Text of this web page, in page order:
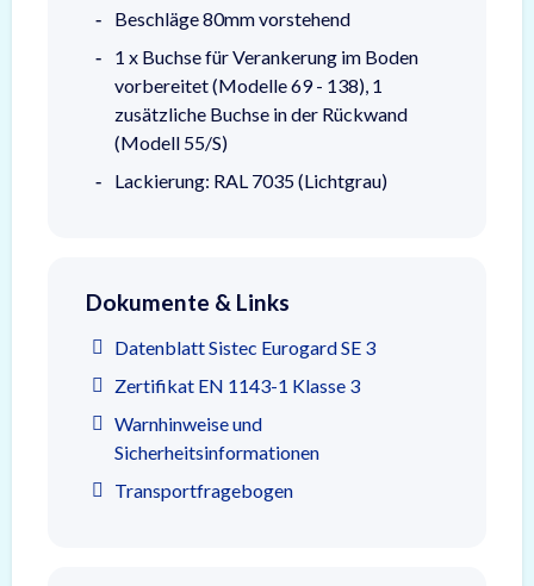
Beschläge 80mm vorstehend
1 x Buchse für Verankerung im Boden
vorbereitet (Modelle 69 - 138), 1
zusätzliche Buchse in der Rückwand
(Modell 55/S)
Lackierung: RAL 7035 (Lichtgrau)
Dokumente & Links
Datenblatt Sistec Eurogard SE 3
Zertifikat EN 1143-1 Klasse 3
Warnhinweise und
Sicherheitsinformationen
Transportfragebogen